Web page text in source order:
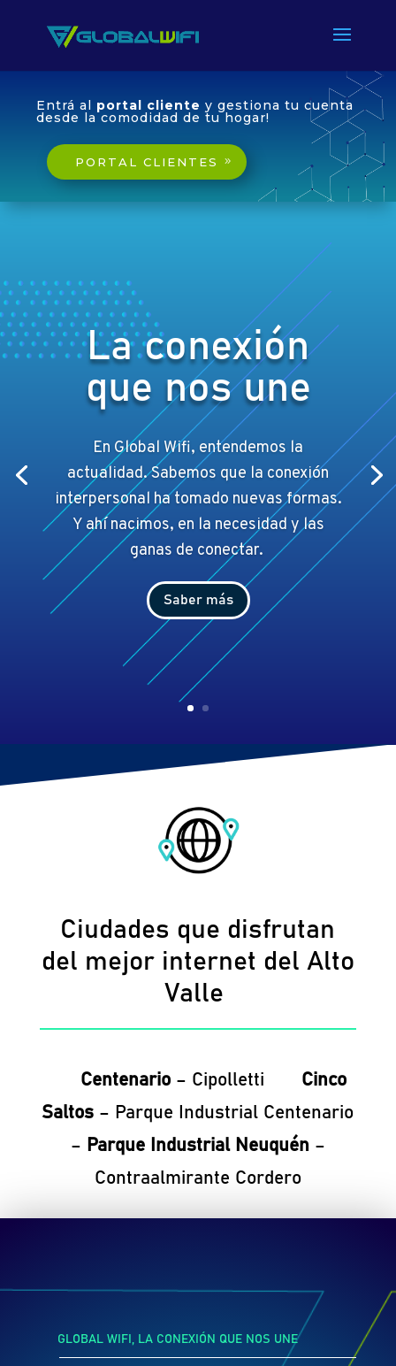
Entrá al portal cliente y gestiona tu cuenta
desde la comodidad de tu hogar!
PORTAL CLIENTES
La conexión
que nos une
En Global Wifi, entendemos la
actualidad. Sabemos que la conexión
interpersonal ha tomado nuevas formas.
Y ahí nacimos, en la necesidad y las
ganas de conectar.
Saber más
Ciudades que disfrutan
del mejor internet del Alto
Valle
Centenario – Cipolletti
Cinco
Saltos – Parque Industrial Centenario
– Parque Industrial Neuquén –
Contraalmirante Cordero
GLOBAL WIFI, LA CONEXIÓN QUE NOS UNE